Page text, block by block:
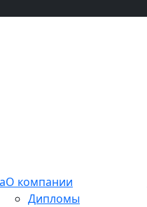
О компании
Дипломы